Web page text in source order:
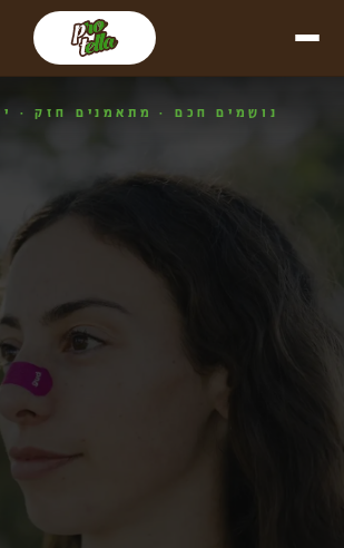
נושמים חכם · מתאמנים חזק ·